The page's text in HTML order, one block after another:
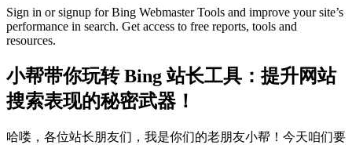
Sign in or signup for Bing Webmaster Tools and improve your site’s
performance in search. Get access to free reports, tools and
resources.
小帮带你玩转 Bing 站长工具：提升网站
搜索表现的秘密武器！
哈喽，各位站长朋友们，我是你们的老朋友小帮！今天咱们要